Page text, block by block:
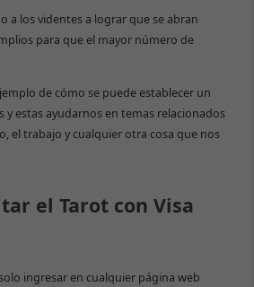
a los videntes a lograr que se abran
para que el mayor número de
de cómo se puede establecer un
y estas ayudarnos en temas relacionados
el trabajo y cualquier otra cosa que nos
el Tarot con Visa
ingresar en cualquier página web